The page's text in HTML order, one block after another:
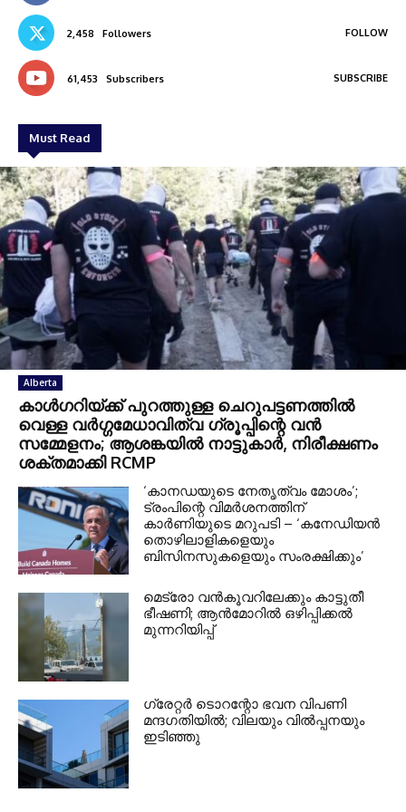
2,458 Followers FOLLOW
61,453 Subscribers SUBSCRIBE
Must Read
Alberta
കാൾഗറിയ്ക്ക് പുറത്തുള്ള ചെറുപട്ടണത്തിൽ
വെള്ള വർഗ്ഗമേധാവിത്വ ഗ്രൂപ്പിന്റെ വൻ
സമ്മേളനം; ആശങ്കയിൽ നാട്ടുകാർ, നിരീക്ഷണം
ശക്തമാക്കി RCMP
‘കാനഡയുടെ നേതൃത്വം മോശം’;
ട്രംപിന്റെ വിമർശനത്തിന്
കാർണിയുടെ മറുപടി – ‘കനേഡിയൻ
തൊഴിലാളികളെയും
ബിസിനസുകളെയും സംരക്ഷിക്കും’
മെട്രോ വൻകൂവറിലേക്കും കാട്ടുതീ
ഭീഷണി; ആൻമോറിൽ ഒഴിപ്പിക്കൽ
മുന്നറിയിപ്പ്
ഗ്രേറ്റര്‍ ടൊറന്റോ ഭവന വിപണി
മന്ദഗതിയില്‍; വിലയും വില്‍പ്പനയും
ഇടിഞ്ഞു